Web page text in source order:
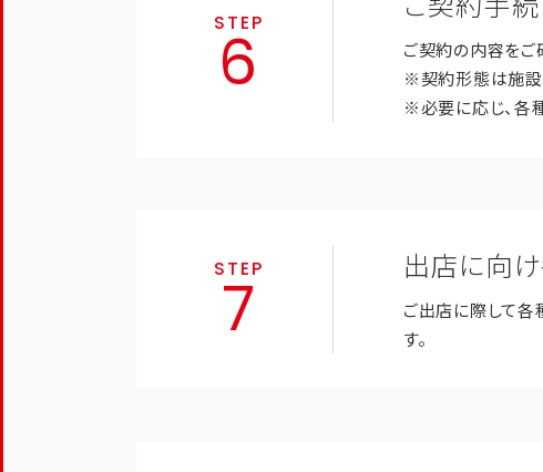
STEP
ご契約の内容をご
※契約形態は施設
※必要に応じ、各
STEP 出店に向
ご出店に際して各
す。